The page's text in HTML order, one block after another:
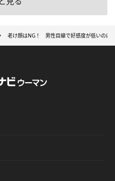
老け顔はNG！ 男性目線で好感度が低いのは